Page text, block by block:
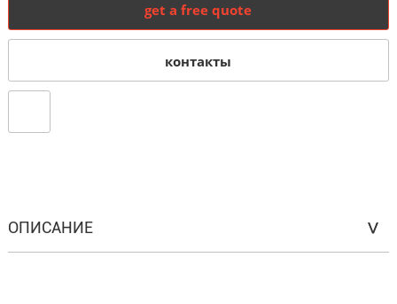
get a free quote
контакты
ОПИСАНИЕ